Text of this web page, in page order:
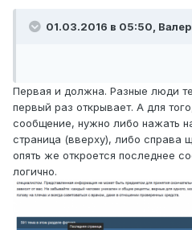
01.03.2016 в 05:50,
Первая и должна. Разные люди
первый раз открывает. А для
сообщение, нужно либо нажать
страница (вверху), либо справа
опять же откроется последнее
логично.